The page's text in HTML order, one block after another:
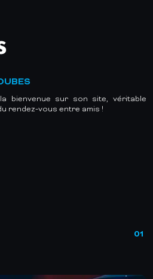
bienvenue sur son site, véritable
rendez-vous entre amis !
01